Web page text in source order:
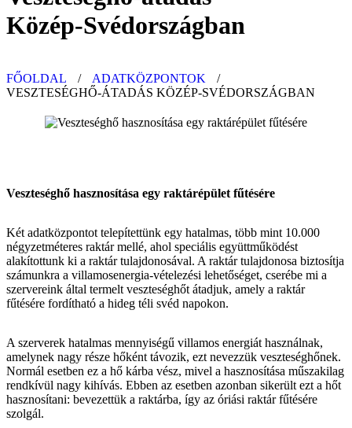
Közép-Svédországban
FŐOLDAL / ADATKÖZPONTOK
/
VESZTESÉGHŐ-ÁTADÁS KÖZÉP-SVÉDORSZÁGBAN
Veszteséghő hasznosítása egy raktárépület fűtésére
Két adatközpontot telepítettünk egy hatalmas, több mint 10.000
négyzetméteres raktár mellé, ahol speciális együttműködést
alakítottunk ki a raktár tulajdonosával. A raktár tulajdonosa biztosítja
számunkra a villamosenergia-vételezési lehetőséget, cserébe mi a
szervereink által termelt veszteséghőt átadjuk, amely a raktár
fűtésére fordítható a hideg téli svéd napokon.
A szerverek hatalmas mennyiségű villamos energiát használnak,
amelynek nagy része hőként távozik, ezt nevezzük veszteséghőnek.
Normál esetben ez a hő kárba vész, mivel a hasznosítása műszakilag
rendkívül nagy kihívás. Ebben az esetben azonban sikerült ezt a hőt
hasznosítani: bevezettük a raktárba, így az óriási raktár fűtésére
szolgál.